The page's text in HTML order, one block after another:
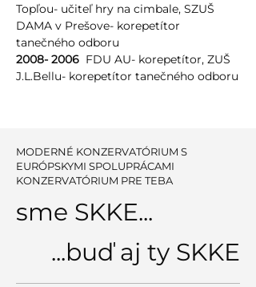
Topľou- učiteľ hry na cimbale, SZUŠ
DAMA v Prešove- korepetítor
tanečného odboru
2008- 2006 FDU AU- korepetítor, ZUŠ
J.L.Bellu- korepetítor tanečného odboru
MODERNÉ KONZERVATÓRIUM S
EURÓPSKYMI SPOLUPRÁCAMI
KONZERVATÓRIUM PRE TEBA
sme SKKE...
...buď aj ty SKKE